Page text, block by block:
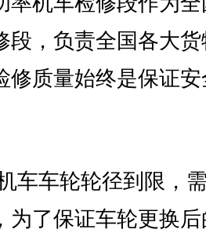
段，负责全国各大
修质量始终是保证
车轮轮径到限，
为了保证车轮更换